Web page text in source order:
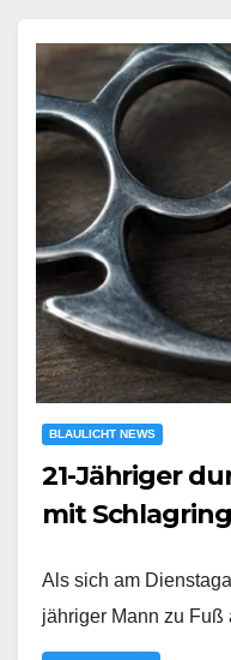
BLAULICHT NEWS
21-Jähriger
mit
Als sich am
jähriger Mann zu